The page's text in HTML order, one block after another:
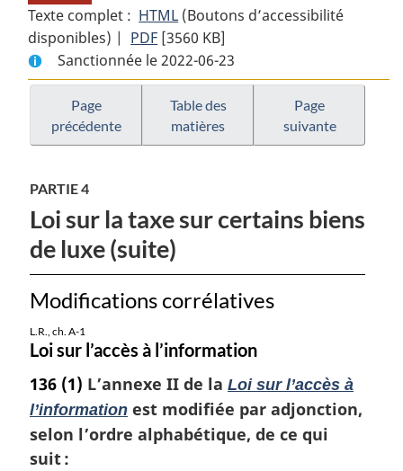
Texte complet : HTML Texte
complet
:
Loi
no
1
d’exécution
de
(Boutons d’accessibilité
disponibles) | PDF Texte
complet
:
Loi
o
1
budget
de
2022
[3560 KB]
Sanctionnée le 2022-06-23
Page
précédente
Table des
matières
Page
suivante
PARTIE 4
Loi sur la taxe sur certains biens
de luxe (suite)
Modifications corrélatives
L.R., ch. A-1
Loi sur l’accès à l’information
136 (1) L’annexe II de la Loi sur l’accès à
l’information est modifiée par adjonction,
selon l’ordre alphabétique, de ce qui
suit :